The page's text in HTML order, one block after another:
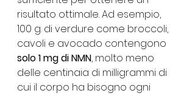
risultato ottimale. Ad esempio,
100 g. di verdure come broccoli,
cavoli e avocado contengono
solo 1 mg di NMN, molto meno
delle centinaia di milligrammi di
cui il corpo ha bisogno ogni